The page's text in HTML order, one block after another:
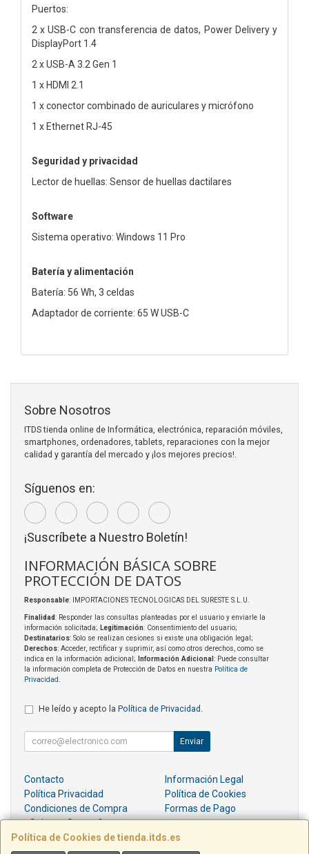
Puertos:
2 x USB-C con transferencia de datos, Power Delivery y
DisplayPort 1.4
2 x USB-A 3.2 Gen 1
1 x HDMI 2.1
1 x conector combinado de auriculares y micrófono
1 x Ethernet RJ-45
Seguridad y privacidad
Lector de huellas: Sensor de huellas dactilares
Software
Sistema operativo: Windows 11 Pro
Batería y alimentación
Batería: 56 Wh, 3 celdas
Adaptador de corriente: 65 W USB-C
Política de Cookies de tienda.itds.es
Sobre Nosotros
ITDS tienda online de Informática, electrónica, reparación móviles,
smartphones, ordenadores, tablets, reparaciones con la mejor
calidad y garantía del mercado y ¡los mejores precios!.
Síguenos en:
¡Suscríbete a Nuestro Boletín!
INFORMACIÓN BÁSICA SOBRE
PROTECCIÓN DE DATOS
Responsable: IMPORTACIONES TECNOLOGICAS DEL SURESTE S.L.U.
Finalidad: Responder las consultas planteadas por el usuario y enviarle la
información solicitada; Legitimación: Consentimiento del usuario;
Destinatarios: Solo se realizan cesiones si existe una obligación legal;
Derechos: Acceder, rectificar y suprimir, así como otros derechos, como se
indica en la información adicional;
Información Adicional : Puede consultar
la información completa de Protección de Datos en nuestra Política de
Privacidad
He leído y acepto la Política de Privacidad
Enviar
Contacto
Información Legal
Política Privacidad
Política de Cookies
Condiciones de Compra
Formas de Pago
¿Quienes Somos?